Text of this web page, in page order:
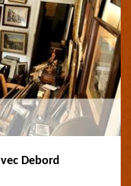
Debord